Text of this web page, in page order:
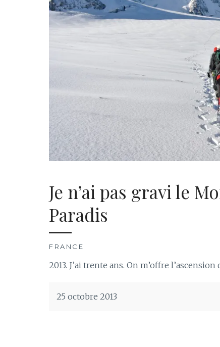
Je n’ai pas gravi le
Paradis
FRANCE
2013. J’ai trente ans. On m’offre
25 octobre 2013